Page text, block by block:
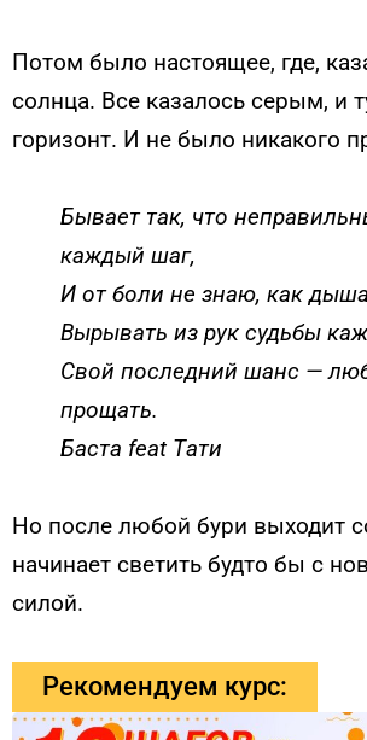
Потом было настоящее, где,
солнца. Все казалось серым, и
горизонт. И не было никакого
Бывает так, что
каждый шаг,
И от боли не знаю, как
Вырывать из рук судьбы
Свой последний шанс —
прощать.
Баста feat Tати
Но после любой бури выходит
начинает светить будто бы с
силой.
Рекомендуем курс: